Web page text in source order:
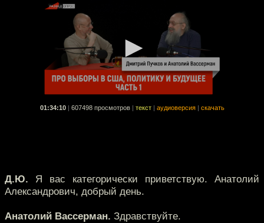
01:34:10 607498 просмотров текст аудиоверсия скачать
Д.Ю. Я вас категорически приветствую. Анатолий
Александрович, добрый день.
Анатолий Вассерман. Здравствуйте.